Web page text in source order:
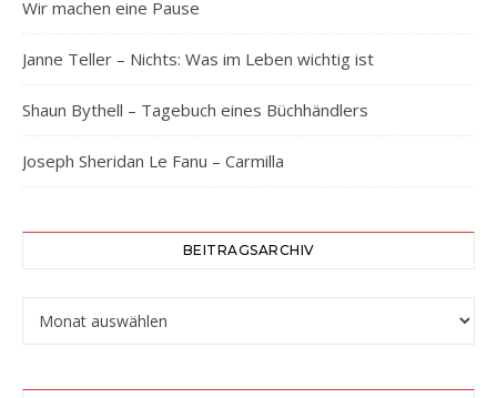
Wir machen eine Pause
Janne Teller – Nichts: Was im Leben wichtig ist
Shaun Bythell – Tagebuch eines Büchhändlers
Joseph Sheridan Le Fanu – Carmilla
BEITRAGSARCHIV